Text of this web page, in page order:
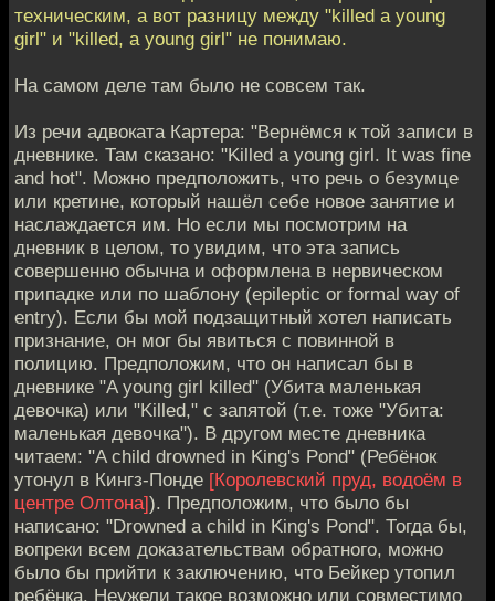
техническим, а вот разницу между "killed a young
girl" и "killed, a young girl" не понимаю.
На самом деле там было не совсем так.
Из речи адвоката Картера: "Вернёмся к той записи в
дневнике. Там сказано: "Killed a young girl. It was fine
and hot". Можно предположить, что речь о безумце
или кретине, который нашёл себе новое занятие и
наслаждается им. Но если мы посмотрим на
дневник в целом, то увидим, что эта запись
совершенно обычна и оформлена в нервическом
припадке или по шаблону (epileptic or formal way of
entry). Если бы мой подзащитный хотел написать
признание, он мог бы явиться с повинной в
полицию. Предположим, что он написал бы в
дневнике "A young girl killed" (Убита маленькая
девочка) или "Killed," с запятой (т.е. тоже "Убита:
маленькая девочка"). В другом месте дневника
читаем: "A child drowned in King's Pond" (Ребёнок
утонул в Кингз-Понде [Королевский пруд, водоём в
центре Олтона]). Предположим, что было бы
написано: "Drowned a child in King's Pond". Тогда бы,
вопреки всем доказательствам обратного, можно
было бы прийти к заключению, что Бейкер утопил
ребёнка. Неужели такое возможно или совместимо